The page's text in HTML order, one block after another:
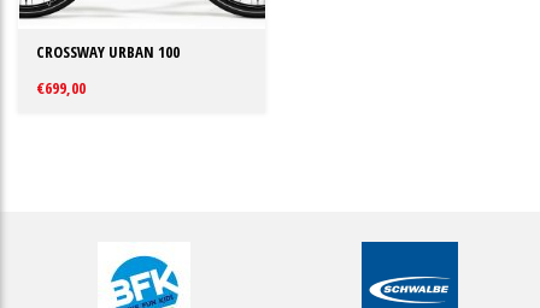
CROSSWAY URBAN 100
€699,00